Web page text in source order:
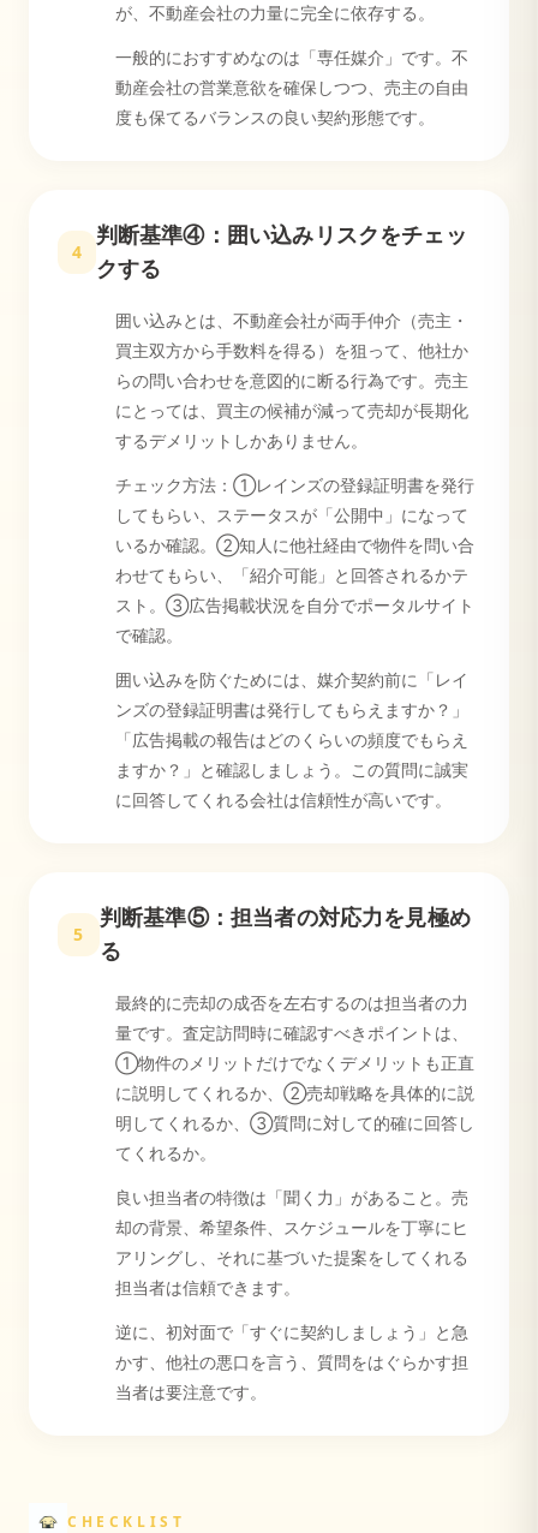
が、不動産会社の力量に完全に依存する。
一般的におすすめなのは「専任媒介」です。不
動産会社の営業意欲を確保しつつ、売主の自由
度も保てるバランスの良い契約形態です。
4
判断基準④：囲い込みリスクをチェッ
クする
囲い込みとは、不動産会社が両手仲介（売主・
買主双方から手数料を得る）を狙って、他社か
らの問い合わせを意図的に断る行為です。売主
にとっては、買主の候補が減って売却が長期化
するデメリットしかありません。
チェック方法：①レインズの登録証明書を発行
してもらい、ステータスが「公開中」になって
いるか確認。②知人に他社経由で物件を問い合
わせてもらい、「紹介可能」と回答されるかテ
スト。③広告掲載状況を自分でポータルサイト
で確認。
囲い込みを防ぐためには、媒介契約前に「レイ
ンズの登録証明書は発行してもらえますか？」
「広告掲載の報告はどのくらいの頻度でもらえ
ますか？」と確認しましょう。この質問に誠実
に回答してくれる会社は信頼性が高いです。
5
判断基準⑤：担当者の対応力を見極め
る
最終的に売却の成否を左右するのは担当者の力
量です。査定訪問時に確認すべきポイントは、
①物件のメリットだけでなくデメリットも正直
に説明してくれるか、②売却戦略を具体的に説
明してくれるか、③質問に対して的確に回答し
てくれるか。
良い担当者の特徴は「聞く力」があること。売
却の背景、希望条件、スケジュールを丁寧にヒ
アリングし、それに基づいた提案をしてくれる
担当者は信頼できます。
逆に、初対面で「すぐに契約しましょう」と急
かす、他社の悪口を言う、質問をはぐらかす担
当者は要注意です。
CHECKLIST